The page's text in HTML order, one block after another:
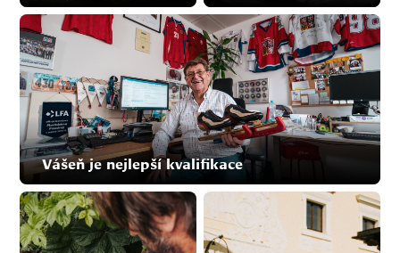
Vášeň je nejlepší kvalifikace